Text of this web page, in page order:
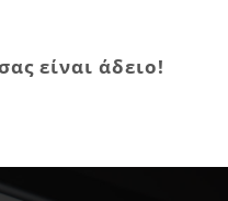
είναι άδειο!